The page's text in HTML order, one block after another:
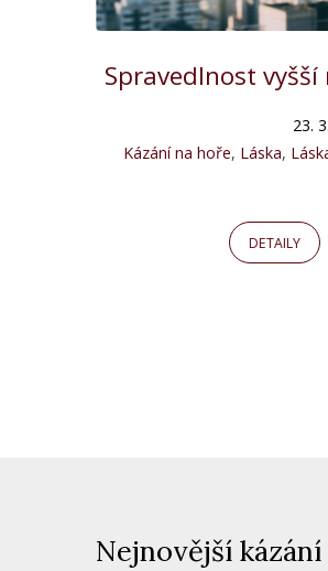
Kázání
Spravedlnost
23.
Kázání na hoře, Láska,
DETAILY
Nejnovější kázání